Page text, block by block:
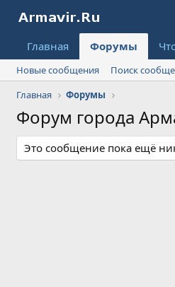
Главная Форумы
Новые сообщения
Поиск
Главная
Форумы
Форум города
Это сообщение пока ещё